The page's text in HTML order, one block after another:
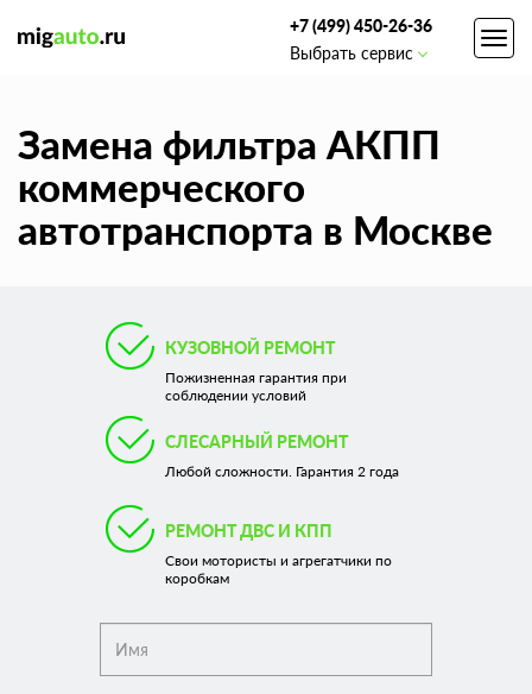
+7 (499) 450-26-36
Выбрать сервис
Замена фильтра АКПП
коммерческого
автотранспорта в Москве
КУЗОВНОЙ РЕМОНТ
Пожизненная гарантия при
соблюдении условий
СЛЕСАРНЫЙ РЕМОНТ
Любой сложности. Гарантия 2 года
РЕМОНТ ДВС И КПП
Свои мотористы и агрегатчики по
коробкам